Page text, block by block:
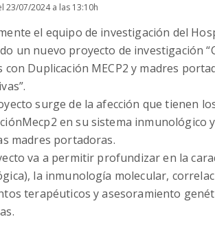
23/07/2024 a las 13:10h
el equipo de investigación del
un nuevo proyecto de investigación
con Duplicación MECP2 y madres
surge de la afección que tienen
en su sistema inmunológico
madres portadoras.
va a permitir profundizar en la
la inmunología molecular,
terapéuticos y asesoramiento